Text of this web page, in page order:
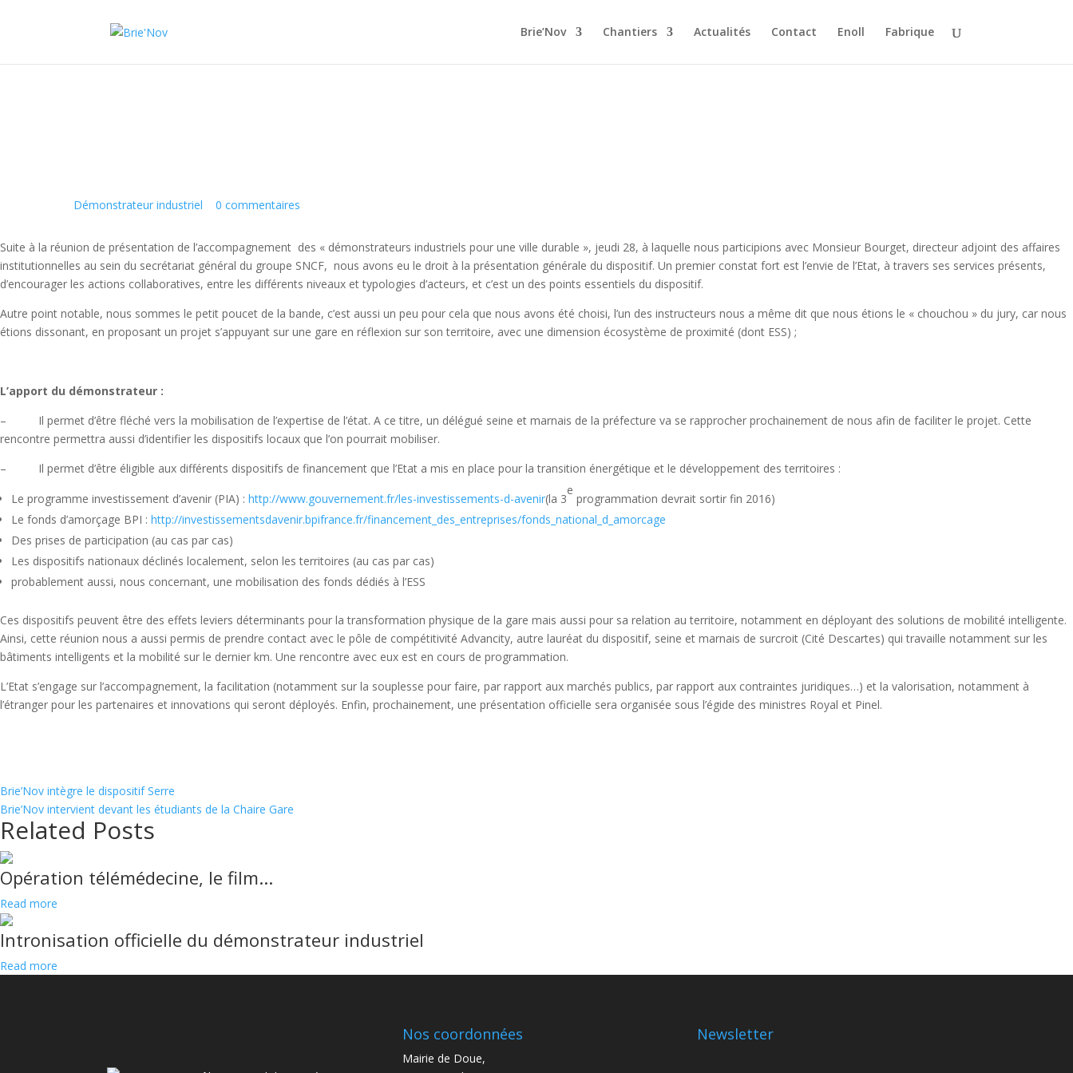
Brie’Nov Chantiers Actualités Contact Enoll Fabrique
Démonstrateur industriel 0 commentaires
Suite à la réunion de présentation de l’accompagnement des « démonstrateurs industriels pour une ville durable », jeudi 28, à laquelle nous participions avec Monsieur Bourget, directeur adjoint des affaires
institutionnelles au sein du secrétariat général du groupe SNCF, nous avons eu le droit à la présentation générale du dispositif. Un premier constat fort est l’envie de l’Etat, à travers ses services présents,
d’encourager les actions collaboratives, entre les différents niveaux et typologies d’acteurs, et c’est un des points essentiels du dispositif.
Autre point notable, nous sommes le petit poucet de la bande, c’est aussi un peu pour cela que nous avons été choisi, l’un des instructeurs nous a même dit que nous étions le « chouchou » du jury, car nous
étions dissonant, en proposant un projet s’appuyant sur une gare en réflexion sur son territoire, avec une dimension écosystème de proximité (dont ESS) ;
L’apport du démonstrateur :
– Il permet d’être fléché vers la mobilisation de l’expertise de l’état. A ce titre, un délégué seine et marnais de la préfecture va se rapprocher prochainement de nous afin de faciliter le projet. Cette
rencontre permettra aussi d’identifier les dispositifs locaux que l’on pourrait mobiliser.
– Il permet d’être éligible aux différents dispositifs de financement que l’Etat a mis en place pour la transition énergétique et le développement des territoires :
Le programme investissement d’avenir (PIA) : http://www.gouvernement.fr/les-investissements-d-avenir(la 3
e
programmation devrait sortir fin 2016)
Le fonds d’amorçage BPI : http://investissementsdavenir.bpifrance.fr/financement_des_entreprises/fonds_national_d_amorcage
Des prises de participation (au cas par cas)
Les dispositifs nationaux déclinés localement, selon les territoires (au cas par cas)
probablement aussi, nous concernant, une mobilisation des fonds dédiés à l’ESS
Ces dispositifs peuvent être des effets leviers déterminants pour la transformation physique de la gare mais aussi pour sa relation au territoire, notamment en déployant des solutions de mobilité intelligente.
Ainsi, cette réunion nous a aussi permis de prendre contact avec le pôle de compétitivité Advancity, autre lauréat du dispositif, seine et marnais de surcroit (Cité Descartes) qui travaille notamment sur les
bâtiments intelligents et la mobilité sur le dernier km. Une rencontre avec eux est en cours de programmation.
L’Etat s’engage sur l’accompagnement, la facilitation (notamment sur la souplesse pour faire, par rapport aux marchés publics, par rapport aux contraintes juridiques…) et la valorisation, notamment à
l’étranger pour les partenaires et innovations qui seront déployés. Enfin, prochainement, une présentation officielle sera organisée sous l’égide des ministres Royal et Pinel.
Brie’Nov intègre le dispositif Serre
Brie’Nov intervient devant les étudiants de la Chaire Gare
Related Posts
Opération télémédecine, le film...
Read more
Intronisation officielle du démonstrateur industriel
Read more
Nos coordonnées
Mairie de Doue,
Newsletter